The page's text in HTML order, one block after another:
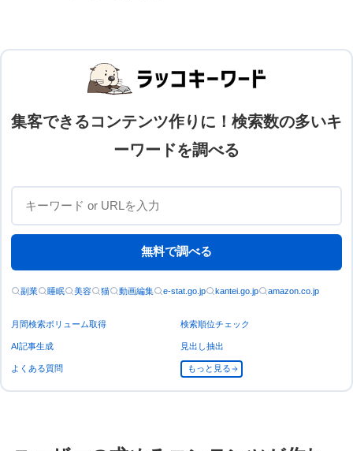
集客できるコンテンツ作りに！検索数の多いキ
ーワードを調べる
無料で調べる
副業 睡眠 美容 猫 動画編集 e-stat.go.jp kantei.go.jp amazon.co.jp
月間検索ボリューム取得 検索順位チェック
AI記事生成 見出し抽出
よくある質問 もっと見る